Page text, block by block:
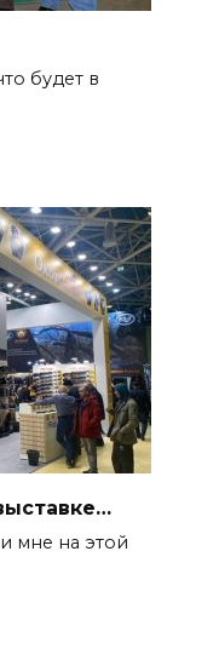
будет в
мне на этой